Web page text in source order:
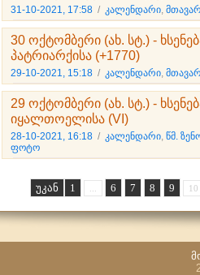
31-10-2021, 17:58 / კალენდარი,
30 ოქტომბერი (ახ. სტ.) -
პატრიარქისა (+1770)
29-10-2021, 15:18 / კალენდარი,
29 ოქტომბერი (ახ. სტ.) -
იყალთოელისა (VI)
28-10-2021, 16:18 / კალენდარი, წმ.
ფოტო
უკან 1 6 7 8 9 10